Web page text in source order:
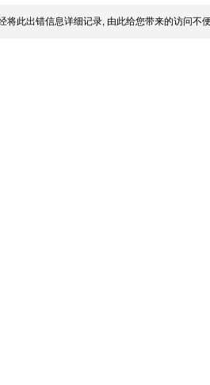
将此出错信息详细记录, 由此给您带来的访问不